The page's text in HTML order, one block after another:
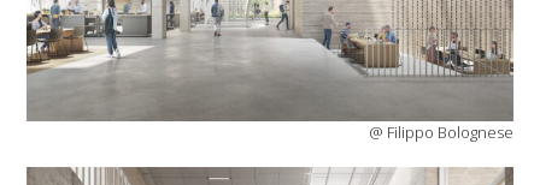
@ Filippo Bolognese